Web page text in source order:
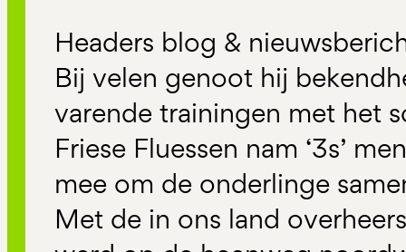
Headers blog &
Bij velen genoot hij
varende trainingen met het
Friese Fluessen nam ‘3s’
mee om de onderlinge
Met de in ons land